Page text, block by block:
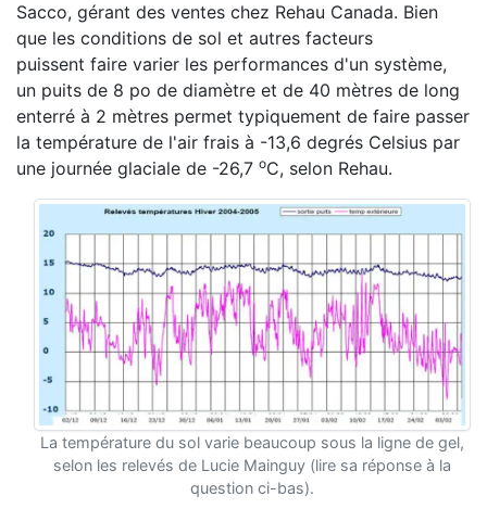
Sacco, gérant des ventes chez Rehau Canada. Bien
que les conditions de sol et autres facteurs
puissent faire varier les performances d'un système,
un puits de 8 po de diamètre et de 40 mètres de long
enterré à 2 mètres permet typiquement de faire passer
la température de l'air frais à -13,6 degrés Celsius par
une journée glaciale de -26,7 oC, selon Rehau.
La température du sol varie beaucoup sous la ligne de gel,
selon les relevés de Lucie Mainguy (lire sa réponse à la
question ci-bas).